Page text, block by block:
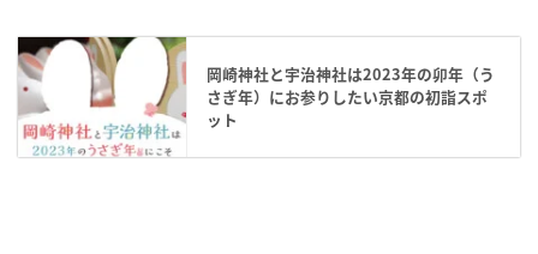
岡崎神社と宇治神社は2023年の卯年（う
さぎ年）にお参りしたい京都の初詣スポ
ット